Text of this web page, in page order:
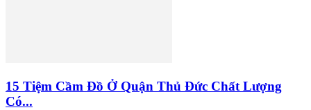
15 Tiệm Cầm Đồ Ở Quận Thủ Đức Chất Lượng
Có...